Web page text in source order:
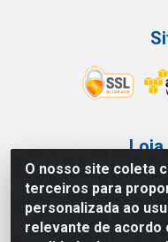
O nosso site coleta
terceiros para
personalizada ao
relevante de acordo
Av Vautier,